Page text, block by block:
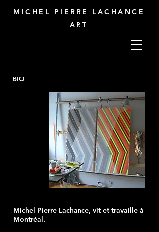
MICHEL PIERRE LACHANCE
ART
BIO
Michel Pierre Lachance, vit et travaille à
Montréal.